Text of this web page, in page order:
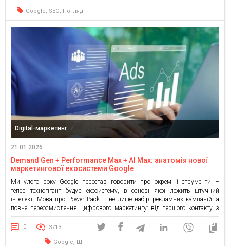
Google, SEO, Погляд
Digital-маркетинг
21.01.2026
Demand Gen + Performance Max + AI Max: анатомія нової
маркетингової екосистеми Google
Минулого року Google перестав говорити про окремі інструменти –
тепер техногігант будує екосистему, в основі якої лежить штучний
інтелект. Мова про Power Pack – не лише набір рекламних кампаній, а
повне переосмислення цифрового маркетингу: від першого контакту з
аудиторією до фінальної конверсії. Demand Gen – створення інтересу
Demand Gen стає однією з ключових платформ, на які Google робитиме
ставку у 2026 році. Причина проста: він дозволяє брендам працювати
0 3713
Google, ШІ